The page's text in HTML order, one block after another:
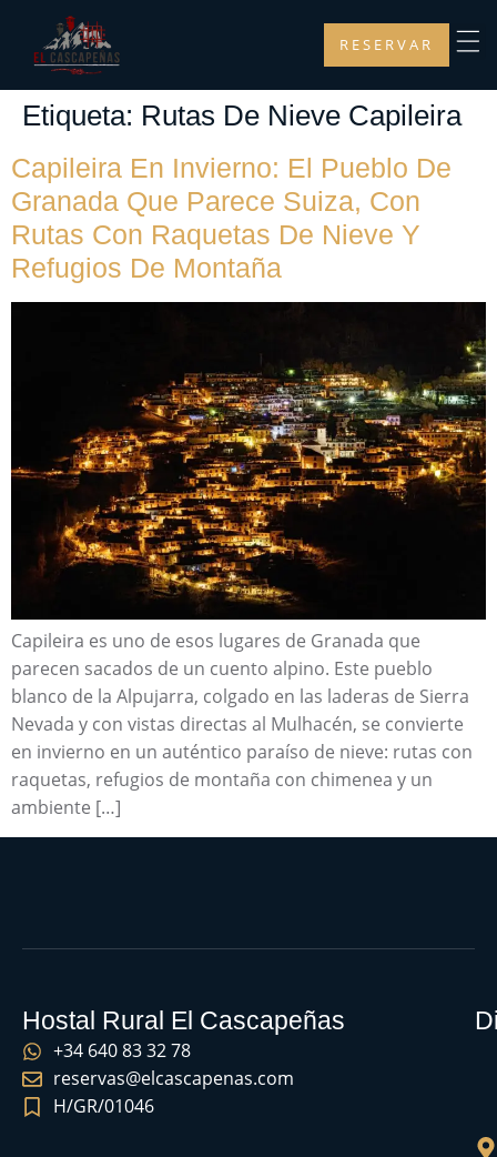
RESERVAR
Etiqueta: Rutas De Nieve Capileira
Capileira En Invierno: El Pueblo De
Granada Que Parece Suiza, Con
Rutas Con Raquetas De Nieve Y
Refugios De Montaña
Capileira es uno de esos lugares de Granada que
parecen sacados de un cuento alpino. Este pueblo
blanco de la Alpujarra, colgado en las laderas de Sierra
Nevada y con vistas directas al Mulhacén, se convierte
en invierno en un auténtico paraíso de nieve: rutas con
raquetas, refugios de montaña con chimenea y un
ambiente […]
Hostal Rural El Cascapeñas
+34 640 83 32 78
reservas@elcascapenas.com
H/GR/01046